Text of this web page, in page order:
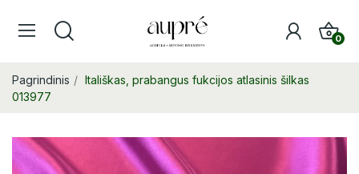
0
Pagrindinis
Itališkas, prabangus fukcijos atlasinis šilkas
013977